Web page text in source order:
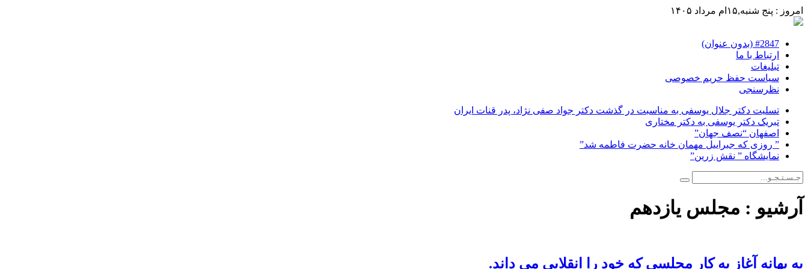
امروز : پنج شنبه,۱۵ام مرداد ۱۴۰۵
#2847 (بدون عنوان)
ارتباط با ما
تبلیغات
سیاست حفظ حریم خصوصی
نظرسنجی
تسلیت دکتر جلال یوسفی به مناسبت در گذشت دکتر جواد صفی نژاد، پدر قنات ایران
تبریک دکتر یوسفی به دکتر مختاری
اصفهان “نصف جهان”
” روزی که جبراییل مهمان خانه حضرت فاطمه شد”
نمایشگاه ” نقش زرین”
آرشیو : مجلس یازدهم
به بهانه آغاز به کار مجلسی که خود را انقلابی می داند.